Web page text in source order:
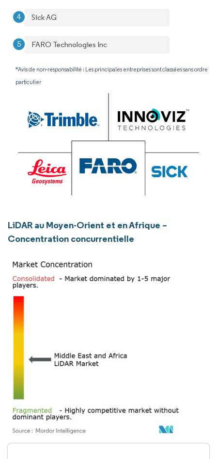
Sick AG
FARO Technologies Inc
*Avis de non-responsabilité : Les principales entreprises sont classées sans ordre
particulier
LiDAR au Moyen-Orient et en Afrique –
Concentration concurrentielle